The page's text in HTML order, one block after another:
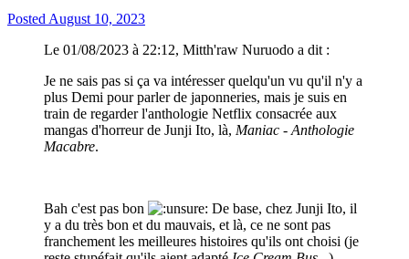
Posted August 10, 2023
Le 01/08/2023 à 22:12, Mitth'raw Nuruodo a dit :
Je ne sais pas si ça va intéresser quelqu'un vu qu'il n'y a
plus Demi pour parler de japonneries, mais je suis en
train de regarder l'anthologie Netflix consacrée aux
mangas d'horreur de Junji Ito, là, Maniac - Anthologie
Macabre.
Bah c'est pas bon
De base, chez Junji Ito, il
y a du très bon et du mauvais, et là, ce ne sont pas
franchement les meilleures histoires qu'ils ont choisi (je